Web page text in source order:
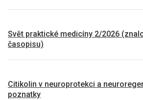
Svět praktické medicíny 2/2026
časopisu)
Citikolin v neuroprotekci a
poznatky